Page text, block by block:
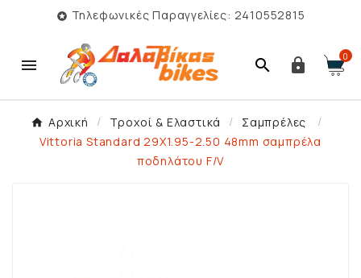
 Τηλεφωνικές Παραγγελίες: 2410552815
   0
Αρχική Τροχοί & Ελαστικά
Σαμπρέλες
Vittoria Standard 29X1.95-2.50 48mm σαμπρέλα
ποδηλάτου F/V